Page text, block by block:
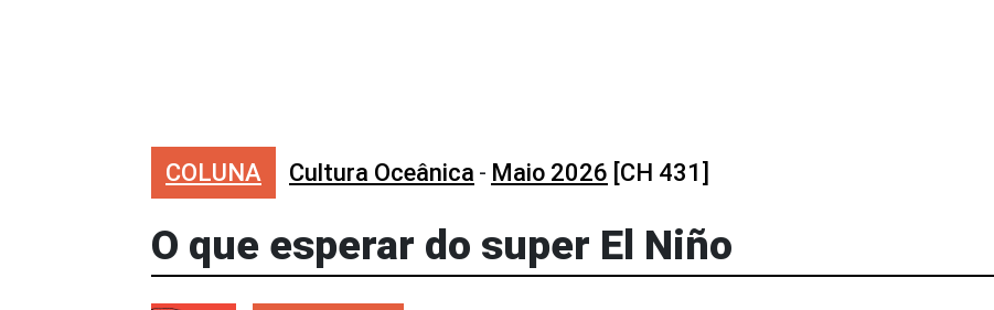
COLUNA Cultura Oceânica - Maio 2026 [CH 431]
O que esperar do super El Niño